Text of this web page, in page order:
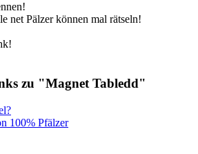
net Pälzer können mal rätseln!
zu "Magnet Tabledd"
100% Pfälzer